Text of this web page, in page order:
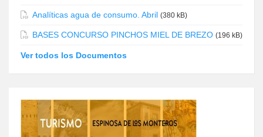
Analíticas agua de consumo. Abril (380 kB)
BASES CONCURSO PINCHOS MIEL DE BREZO (196 kB)
Ver todos los Documentos